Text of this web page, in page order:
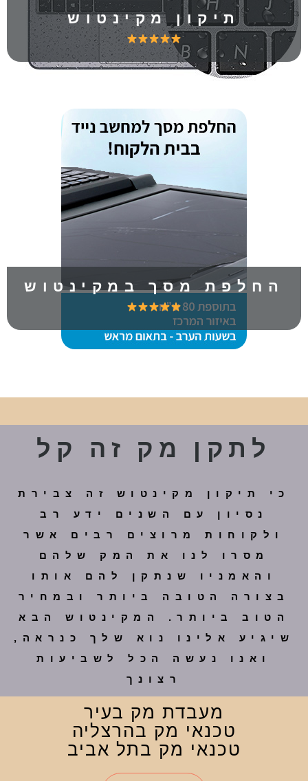
תיקון מקינטוש
החלפת מסך במקינטוש
לתקן מק זה קל
כי תיקון מקינטוש זה צבירת
נסיון עם השנים ידע רב
ולקוחות מרוצים רבים אשר
מסרו לנו את המק שלהם
והאמניו שנתקן להם אותו
בצורה הטובה ביותר ובמחיר
הטוב ביותר. המקינטוש הבא
שיגיע אלינו נוא שלך כנראה,
ואנו נעשה הכל לשביעות
רצונך
מעבדת מק בעיר
טכנאי מק בהרצליה
טכנאי מק בתל אביב